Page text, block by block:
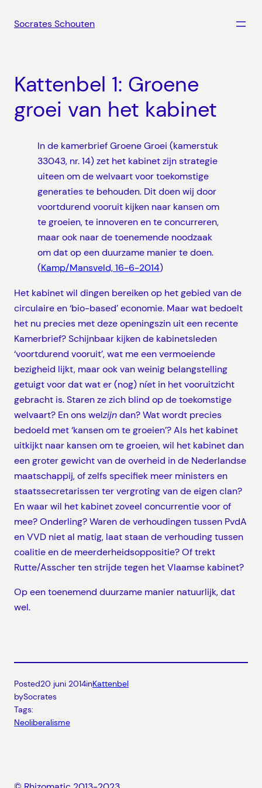
naarSocrates Schouten
Kattenbel 1: Groene
groei van het kabinet
In de kamerbrief Groene Groei (kamerstuk
33043, nr. 14) zet het kabinet zijn strategie
uiteen om de welvaart voor toekomstige
generaties te behouden. Dit doen wij door
voortdurend vooruit kijken naar kansen om
te groeien, te innoveren en te concurreren,
maar ook naar de toenemende noodzaak
om dat op een duurzame manier te doen.
(Kamp/Mansveld, 16-6-2014)
Het kabinet wil dingen bereiken op het gebied van de
circulaire en ‘bio-based’ economie. Maar wat bedoelt
het nu precies met deze openingszin uit een recente
Kamerbrief? Schijnbaar kijken de kabinetsleden
‘voortdurend vooruit’, wat me een vermoeiende
bezigheid lijkt, maar ook van weinig belangstelling
getuigt voor dat wat er (nog) níet in het vooruitzicht
gebracht is. Staren ze zich blind op de toekomstige
welvaart? En ons welzijndan? Wat wordt precies
bedoeld met ‘kansen om te groeien’? Als het kabinet
uitkijkt naar kansen om te groeien, wil het kabinet dan
een groter gewicht van de overheid in de Nederlandse
maatschappij, of zelfs specifiek meer ministers en
staatssecretarissen ter vergroting van de eigen clan?
En waar wil het kabinet zoveel concurrentie voor of
mee? Onderling? Waren de verhoudingen tussen PvdA
en VVD niet al matig, laat staan de verhouding tussen
coalitie en de meerderheidsoppositie? Of trekt
Rutte/Asscher ten strijde tegen het Vlaamse kabinet?
Op een toenemend duurzame manier natuurlijk, dat
wel.
Posted20 juni 2014inKattenbel
bySocrates
Tags:
Neoliberalisme